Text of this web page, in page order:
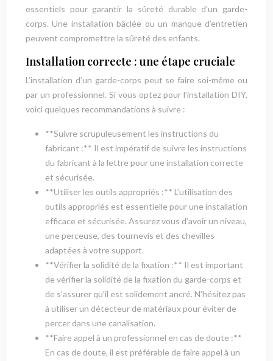
essentiels pour garantir la sûreté durable d’un garde-
corps. Une installation bâclée ou un manque d’entretien
peuvent compromettre la sûreté des enfants.
Installation correcte : une étape cruciale
L’installation d’un garde-corps peut se faire soi-même ou
par un professionnel. Si vous optez pour l’installation DIY,
voici quelques recommandations à suivre :
**Suivre scrupuleusement les instructions du
fabricant :** Il est impératif de suivre les instructions
du fabricant à la lettre pour une installation correcte
et sécurisée.
**Utiliser les outils appropriés :** L’utilisation des
outils appropriés est essentielle pour une installation
efficace et sécurisée. Assurez vous d’avoir un niveau,
une perceuse, des tournevis et des chevilles
adaptées à votre support.
**Vérifier la solidité de la fixation :** Il est important
de vérifier la solidité de la fixation du garde-corps et
de s’assurer qu’il est solidement ancré. N’hésitez pas
à utiliser un détecteur de matériaux pour éviter de
percer dans une canalisation.
**Faire appel à un professionnel en cas de doute :**
En cas de doute, il est préférable de faire appel à un